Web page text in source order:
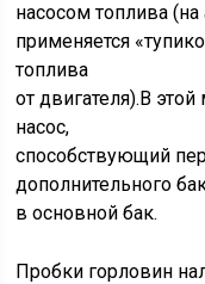
насосом топлива
применяется
топлива
от двигателя).В
насос,
способствующий
дополнительного
в основной бак.
Пробки горловин